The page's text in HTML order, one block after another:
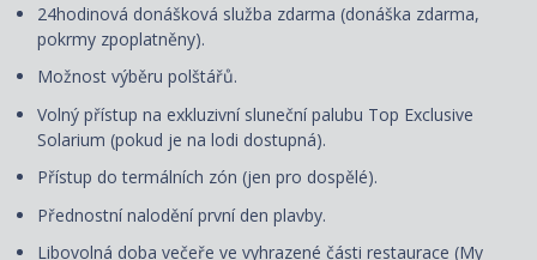
24hodinová donášková služba zdarma (donáška zdarma,
pokrmy zpoplatněny).
Možnost výběru polštářů.
Volný přístup na exkluzivní sluneční palubu Top Exclusive
Solarium (pokud je na lodi dostupná).
Přístup do termálních zón (jen pro dospělé).
Přednostní nalodění první den plavby.
Libovolná doba večeře ve vyhrazené části restaurace (My